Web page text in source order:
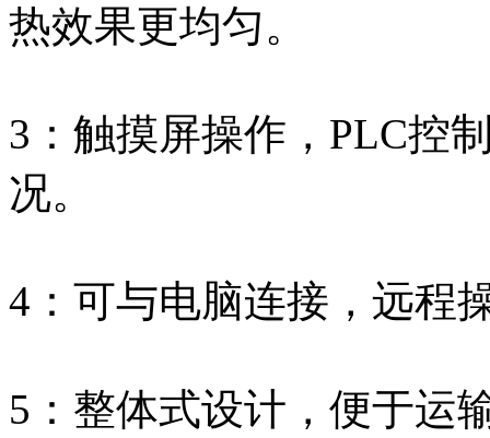
热效果更均匀。
3：触摸屏操作，PLC控
况。
4：可与电脑连接，远程
5：整体式设计，便于运